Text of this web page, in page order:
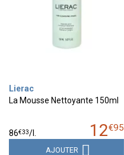
Lierac
La Mousse Nettoyante 150ml
12€95
86€33/
AJOUTER